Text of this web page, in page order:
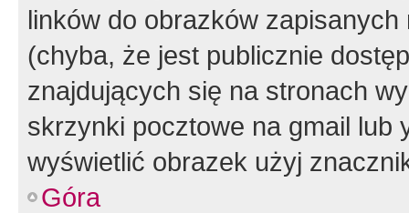
linków do obrazków
(chyba, że jest publicznie
znajdujących się na stronach
skrzynki pocztowe na gmail lub
wyświetlić obrazek użyj
Góra